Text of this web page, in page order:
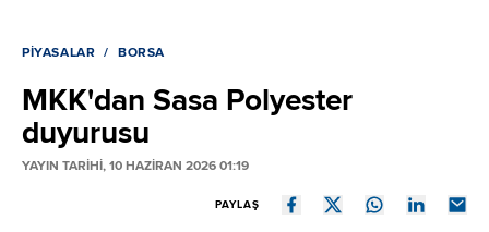
PIYASALAR BORSA
MKK'dan Sasa Polyester
duyurusu
YAYIN TARİHİ, 10 HAZIRAN 2026 01:19
PAYLAŞ